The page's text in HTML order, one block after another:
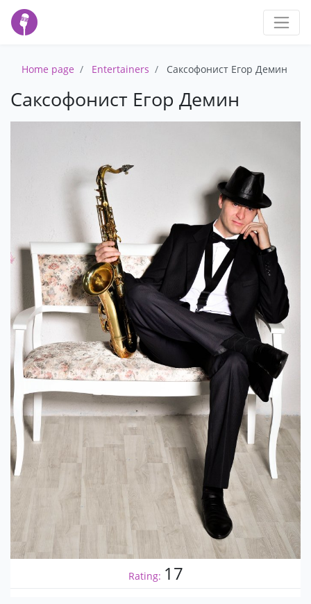
Home page Entertainers Саксофонист Егор Демин
Саксофонист Егор Демин
Rating: 17